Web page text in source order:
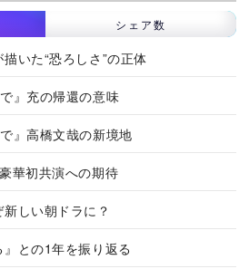
シェア数
描いた“恐ろしさ”の正体
』充の帰還の意味
』高橋文哉の新境地
華初共演への期待
新しい朝ドラに？
との1年を振り返る